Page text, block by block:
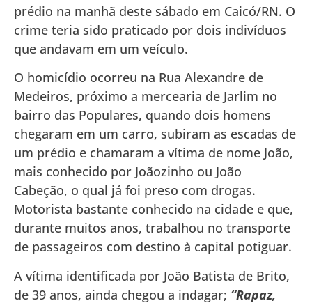
prédio na manhã deste sábado em Caicó/RN. O
crime teria sido praticado por dois indivíduos
que andavam em um veículo.
O homicídio ocorreu na Rua Alexandre de
Medeiros, próximo a mercearia de Jarlim no
bairro das Populares, quando dois homens
chegaram em um carro, subiram as escadas de
um prédio e chamaram a vítima de nome João,
mais conhecido por Joãozinho ou João
Cabeção, o qual já foi preso com drogas.
Motorista bastante conhecido na cidade e que,
durante muitos anos, trabalhou no transporte
de passageiros com destino à capital potiguar.
A vítima identificada por João Batista de Brito,
de 39 anos, ainda chegou a indagar; “Rapaz,